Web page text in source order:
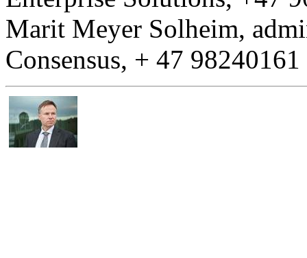
Marit Meyer Solheim,
Consensus, + 47 98240161